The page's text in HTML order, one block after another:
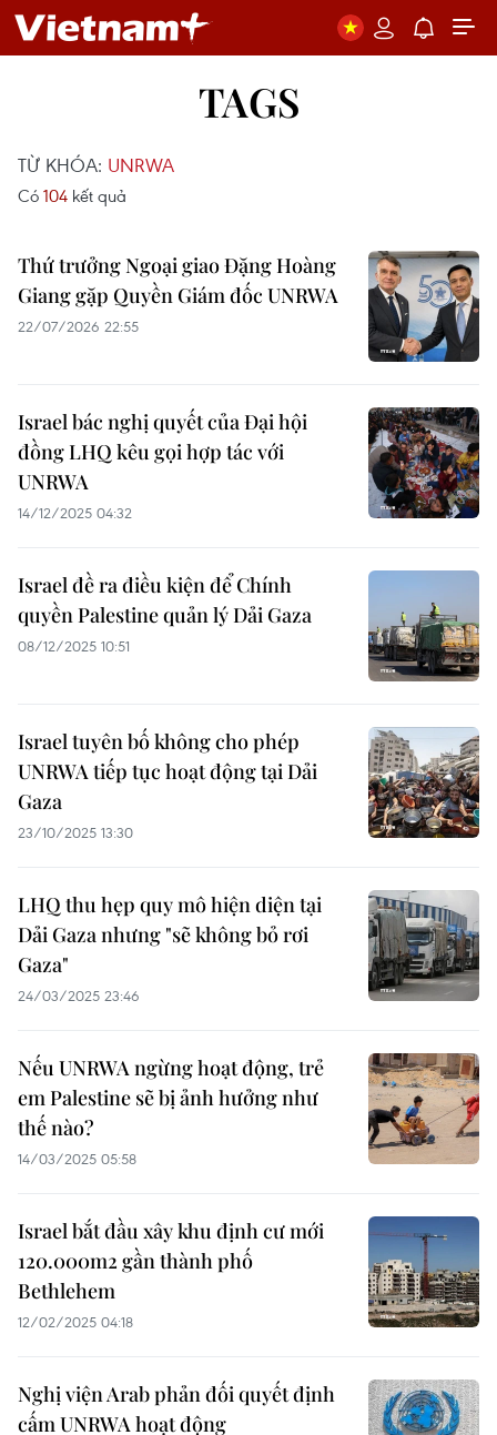
TAGS
TỪ KHÓA: UNRWA
Có 104 kết quả
Thứ trưởng Ngoại giao Đặng Hoàng
Giang gặp Quyền Giám đốc UNRWA
22/07/2026 22:55
Israel bác nghị quyết của Đại hội
đồng LHQ kêu gọi hợp tác với
UNRWA
14/12/2025 04:32
Israel đề ra điều kiện để Chính
quyền Palestine quản lý Dải Gaza
08/12/2025 10:51
Israel tuyên bố không cho phép
UNRWA tiếp tục hoạt động tại Dải
Gaza
23/10/2025 13:30
LHQ thu hẹp quy mô hiện diện tại
Dải Gaza nhưng "sẽ không bỏ rơi
Gaza"
24/03/2025 23:46
Nếu UNRWA ngừng hoạt động, trẻ
em Palestine sẽ bị ảnh hưởng như
thế nào?
14/03/2025 05:58
Israel bắt đầu xây khu định cư mới
120.000m2 gần thành phố
Bethlehem
12/02/2025 04:18
Nghị viện Arab phản đối quyết định
cấm UNRWA hoạt động